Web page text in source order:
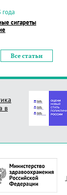
года
сигареты
Все статьи
в